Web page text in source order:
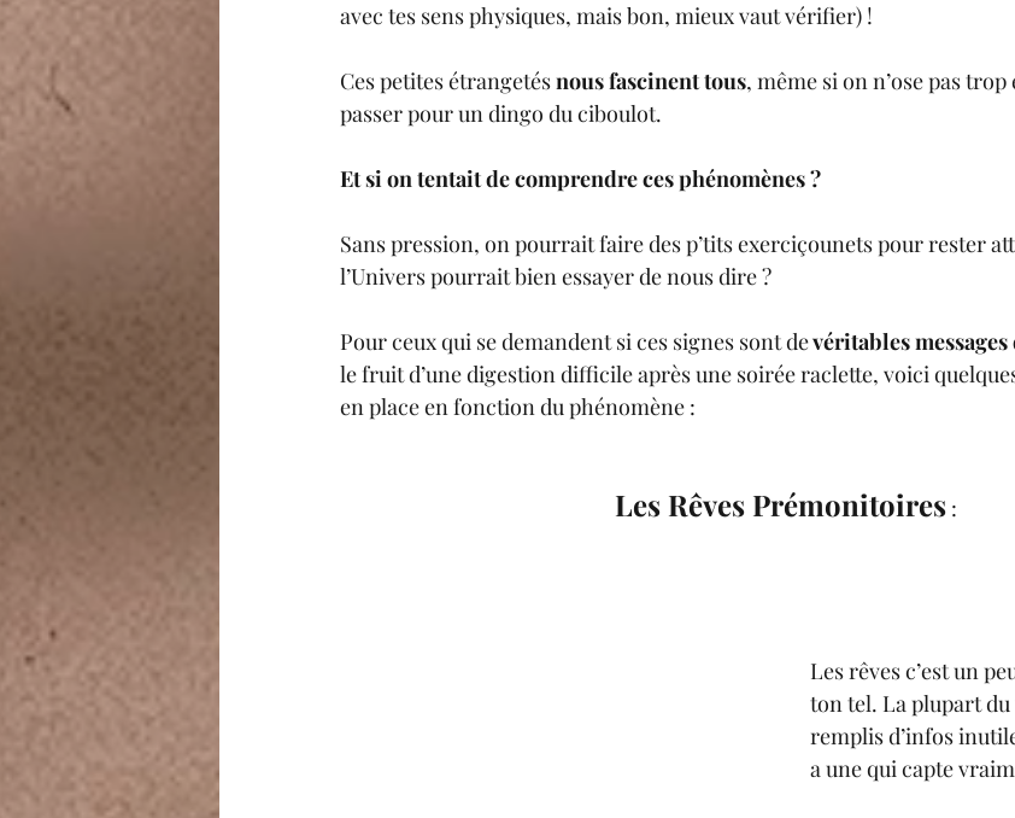
avec tes sens physiques, mais bon, mieux vaut vérifier) !
Ces petites étrangetés nous fascinent tous, même si on n’ose pas
passer pour un dingo du ciboulot.
Et si on tentait de comprendre ces phénomènes ?
Sans pression, on pourrait faire des p’tits exerciçounets pour rester
l’Univers pourrait bien essayer de nous dire ?
Pour ceux qui se demandent si ces signes sont de véritables messages
le fruit d’une digestion difficile après une soirée raclette, voici
en place en fonction du phénomène :
Les Rêves Prémonitoires :
Les rêves c’est un
ton tel. La plupart
remplis d’infos
a une qui capte